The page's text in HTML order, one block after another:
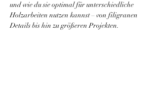
und wie du sie optimal für unterschiedliche
Holzarbeiten nutzen kannst – von filigranen
Details bis hin zu größeren Projekten.